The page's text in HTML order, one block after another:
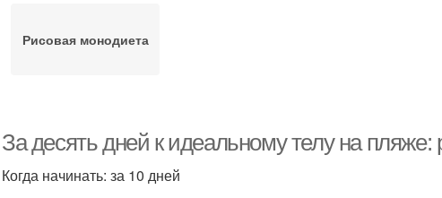
Рисовая монодиета
За десять дней к идеальному телу на пляже:
Когда начинать: за 10 дней